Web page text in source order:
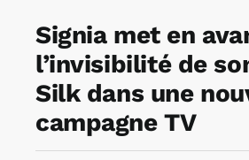
Agenda
Signia met en
l’invisibilité de
Silk dans une
campagne TV